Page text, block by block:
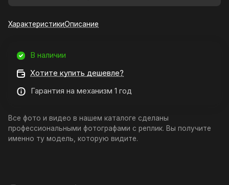
ХарактеристикиОписание
В наличии
Хотите купить дешевле?
Гарантия на механизм 1 год
Все фото и видео в нашем каталоге сделаны
профессиональными фотографами с реплик. Вы получите
именно ту модель, которую видите.